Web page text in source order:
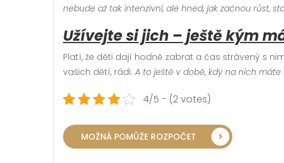
nebude až tak intenzivní, ale hned, jak začnou růst,
Užívejte si jich – ještě kým
Platí, že děti dají hodně zabrat a čas strávený s
vašich dětí, rádi. A to ještě v době, kdy na nich
4/5 - (2 votes)
MOŽNÁ POMŮŽE ROZPOČET